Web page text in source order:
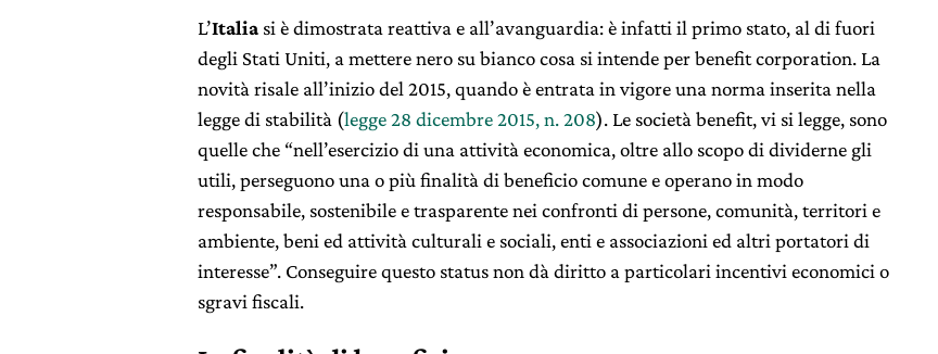
L’Italia si è dimostrata reattiva e all’avanguardia: è infatti il primo stato, al di fuori
degli Stati Uniti, a mettere nero su bianco cosa si intende per benefit corporation. La
novità risale all’inizio del 2015, quando è entrata in vigore una norma inserita nella
legge di stabilità (legge 28 dicembre 2015, n. 208). Le società benefit, vi si legge, sono
quelle che “nell’esercizio di una attività economica, oltre allo scopo di dividerne gli
utili, perseguono una o più finalità di beneficio comune e operano in modo
responsabile, sostenibile e trasparente nei confronti di persone, comunità, territori e
ambiente, beni ed attività culturali e sociali, enti e associazioni ed altri portatori di
interesse”. Conseguire questo status non dà diritto a particolari incentivi economici o
sgravi fiscali.